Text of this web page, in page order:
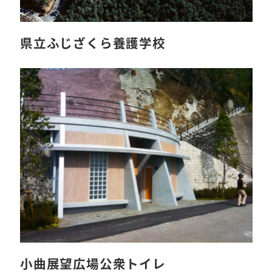
県立ふじざくら養護学校
小曲展望広場公衆トイレ